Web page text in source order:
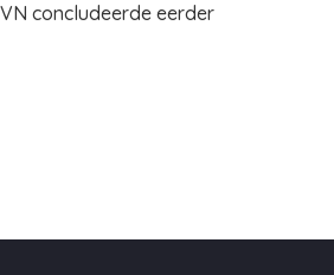
concludeerde eerder